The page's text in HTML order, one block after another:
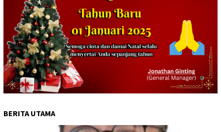
BERITA UTAMA